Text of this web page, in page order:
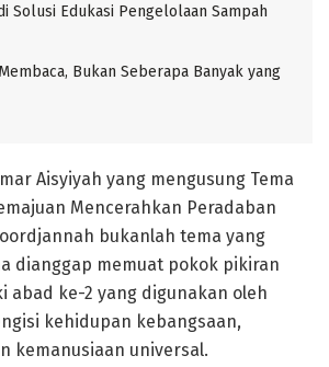
Solusi Edukasi Pengelolaan Sampah
Bukan Seberapa Banyak yang
Aisyiyah yang mengusung Tema
Mencerahkan Peradaban
bukanlah tema yang
dianggap memuat pokok pikiran
abad ke-2 yang digunakan oleh
kehidupan kebangsaan,
kemanusiaan universal.